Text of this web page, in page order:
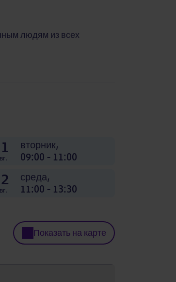
людям из всех
вторник,
09:00 - 11:00
среда,
11:00 - 13:30
Показать на карте